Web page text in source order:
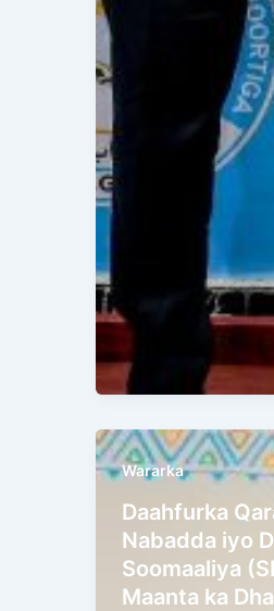
Wararka
Daahfurka
Nabadda iyo
Soomaaliya
Maanta ka